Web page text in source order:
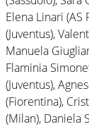
Elena Linari
(Juventus),
Manuela
Flaminia
(Juventus),
(Fiorentina),
(Milan), Daniela